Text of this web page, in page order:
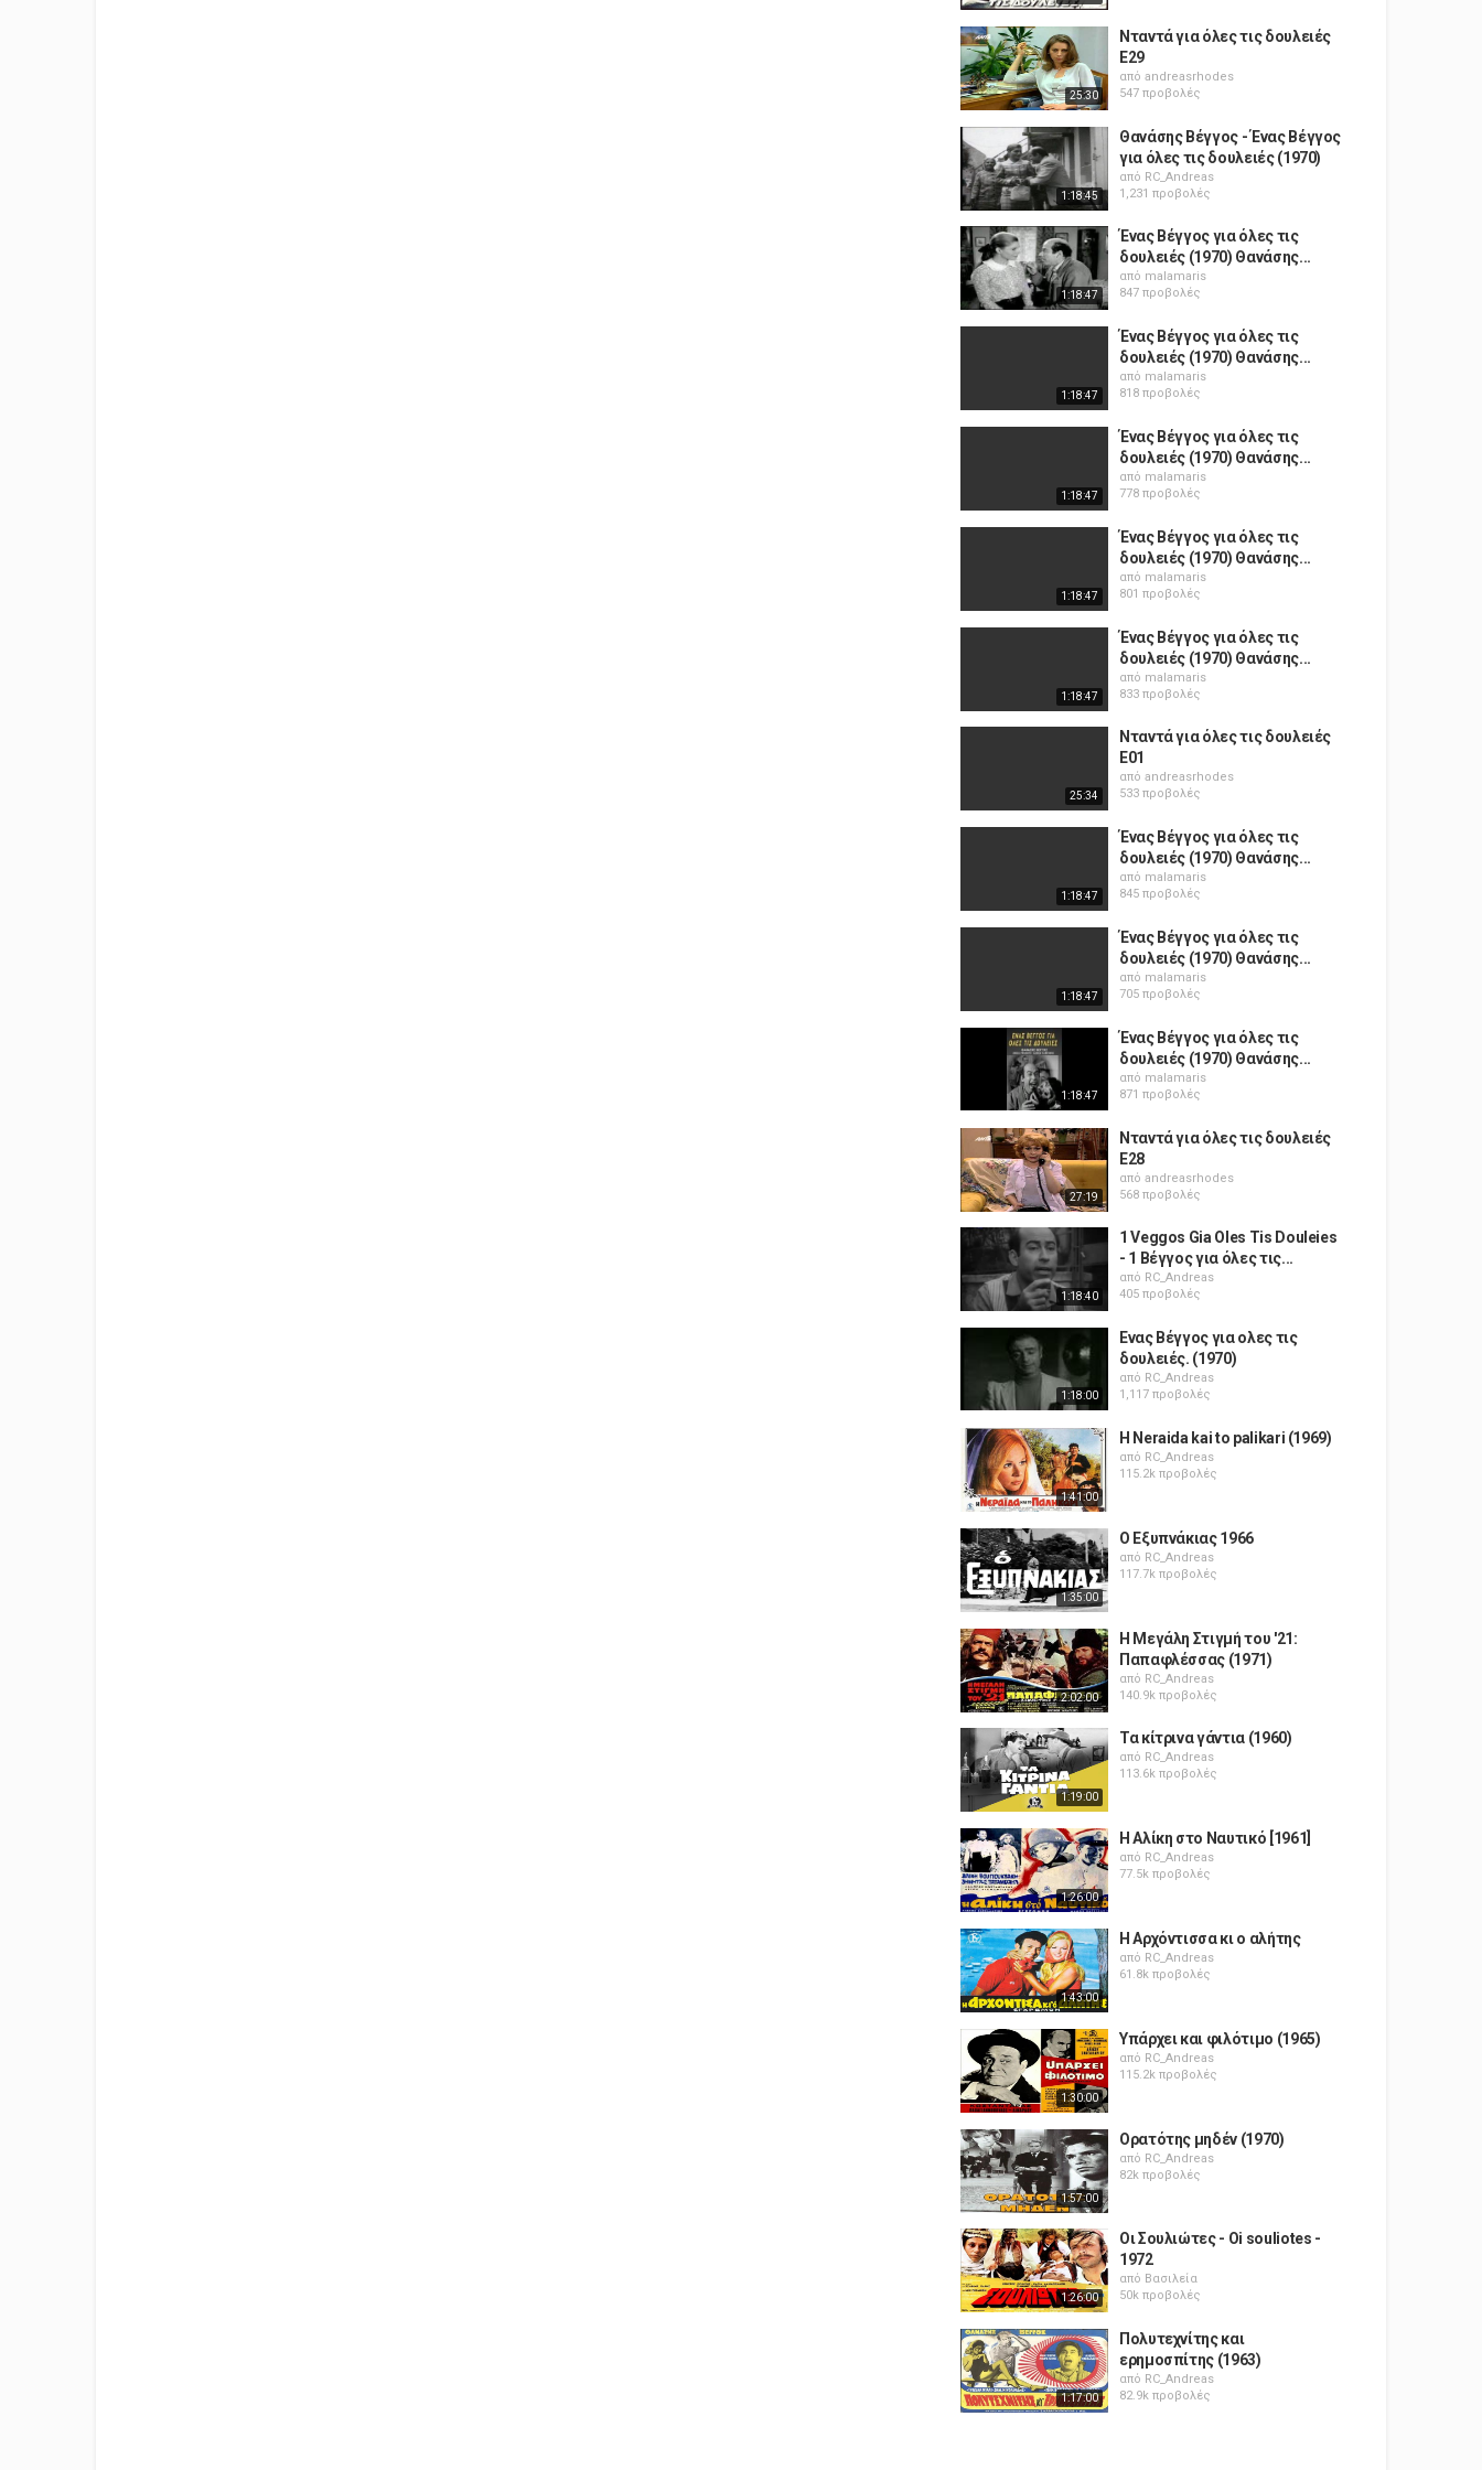
25:30
Νταντά για όλες τις δουλειές
E29
από andreasrhodes
547 προβολές
1:18:45
Θανάσης Βέγγος - Ένας Βέγγος
για όλες τις δουλειές (1970)
από RC_Andreas
1,231 προβολές
1:18:47
Ένας Βέγγος για όλες τις
δουλειές (1970) Θανάσης...
από malamaris
847 προβολές
1:18:47
Ένας Βέγγος για όλες τις
δουλειές (1970) Θανάσης...
από malamaris
818 προβολές
1:18:47
Ένας Βέγγος για όλες τις
δουλειές (1970) Θανάσης...
από malamaris
778 προβολές
1:18:47
Ένας Βέγγος για όλες τις
δουλειές (1970) Θανάσης...
από malamaris
801 προβολές
1:18:47
Ένας Βέγγος για όλες τις
δουλειές (1970) Θανάσης...
από malamaris
833 προβολές
25:34
Νταντά για όλες τις δουλειές
E01
από andreasrhodes
533 προβολές
1:18:47
Ένας Βέγγος για όλες τις
δουλειές (1970) Θανάσης...
από malamaris
845 προβολές
1:18:47
Ένας Βέγγος για όλες τις
δουλειές (1970) Θανάσης...
από malamaris
705 προβολές
1:18:47
Ένας Βέγγος για όλες τις
δουλειές (1970) Θανάσης...
από malamaris
871 προβολές
27:19
Νταντά για όλες τις δουλειές
E28
από andreasrhodes
568 προβολές
1:18:40
1 Veggos Gia Oles Tis Douleies
- 1 Βέγγος για όλες τις...
από RC_Andreas
405 προβολές
1:18:00
Ενας Βέγγος για ολες τις
δουλειές. (1970)
από RC_Andreas
1,117 προβολές
1:41:00
H Neraida kai to palikari (1969)
από RC_Andreas
115.2k προβολές
1:35:00
Ο Εξυπνάκιας 1966
από RC_Andreas
117.7k προβολές
2:02:00
Η Μεγάλη Στιγμή του '21:
Παπαφλέσσας (1971)
από RC_Andreas
140.9k προβολές
1:19:00
Τα κίτρινα γάντια (1960)
από RC_Andreas
113.6k προβολές
1:26:00
Η Αλίκη στο Ναυτικό [1961]
από RC_Andreas
77.5k προβολές
1:43:00
Η Αρχόντισσα κι ο αλήτης
από RC_Andreas
61.8k προβολές
1:30:00
Υπάρχει και φιλότιμο (1965)
από RC_Andreas
115.2k προβολές
1:57:00
Ορατότης μηδέν (1970)
από RC_Andreas
82k προβολές
1:26:00
Οι Σουλιώτες - Oi souliotes -
1972
από Βασιλεία
50k προβολές
1:17:00
Πολυτεχνίτης και
ερημοσπίτης (1963)
από RC_Andreas
82.9k προβολές